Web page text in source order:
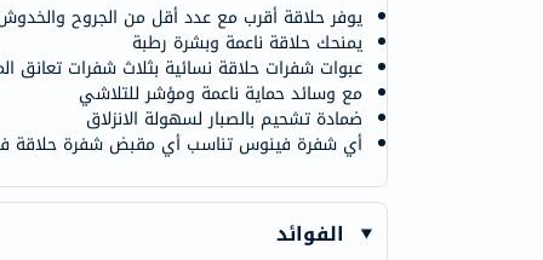
يوفر حلاقة أقرب مع عدد أقل من الجروح
يمنحك حلاقة ناعمة وبشرة رطبة
عبوات شفرات حلاقة نسائية بثلاث شفرات تعانق
مع وسائد حماية ناعمة ومؤشر للتلاشي
ضمادة تشحيم بالصبار لسهولة الانزلاق
أي شفرة فينوس تناسب أي مقبض شفرة حلاقة
الفوائد